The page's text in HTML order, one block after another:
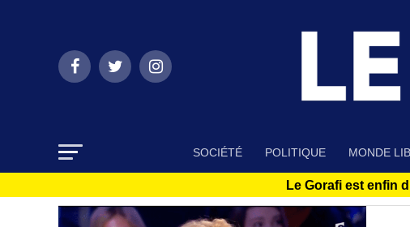
SOCIÉTÉ POLITIQUE MONDE
Le Gorafi est enfin